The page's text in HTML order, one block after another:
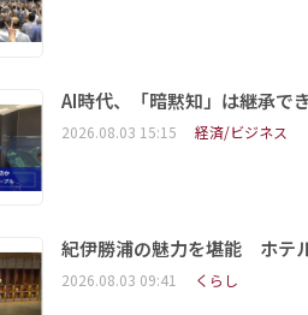
AI時代、「暗黙知」は継承
2026.08.03 15:15 経済/ビジネス
紀伊勝浦の魅力を堪能 ホテ
2026.08.03 09:41 くらし